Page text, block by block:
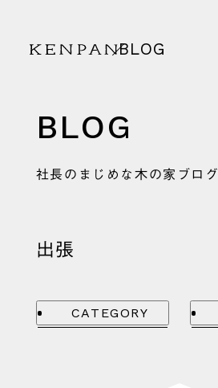
KENPAN BLOG
BLOG
社長のまじめな木の家ブログ
出張
CATEGORY